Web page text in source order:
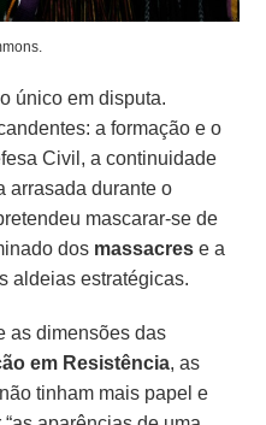
único em disputa.
a formação e o
Civil, a continuidade
arrasada durante o
mascarar-se de
dos massacres e a
aldeias estratégicas.
as dimensões das
em Resistência, as
não tinham mais papel e